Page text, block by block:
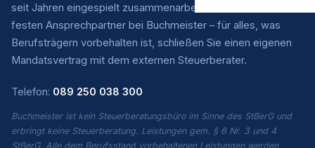
seit Jahren eingespielt zusammenarbeiten. Sie haben einen
festen Ansprechpartner bei Buchmeister – für alles, was
Berufsträgern vorbehalten ist, schließen Sie einen eigenen
Mandatsvertrag mit dem externen Steuerberater.
Telefon: 089 250 038 300
Buchmeister ist kein Steuerberatungsbüro im Sinne des StBerG und
erbringt keine Steuerberatung. Leistungen gem. § 6 Nr. 3 und 4
StBerG. Alle dem Berufsstand vorbehaltenen Leistungen werden